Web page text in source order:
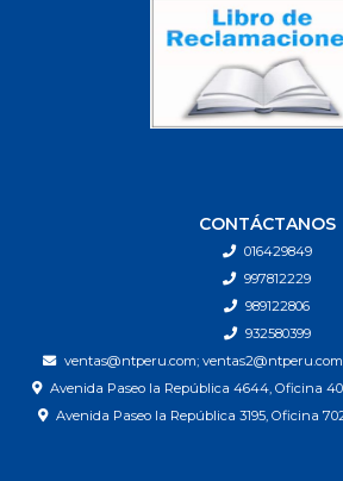
CONTÁCTANOS
016429849
997812229
989122806
932580399
ventas@ntperu.com;
Avenida Paseo la República 4644, Oficina
Avenida Paseo la República 3195, Oficina